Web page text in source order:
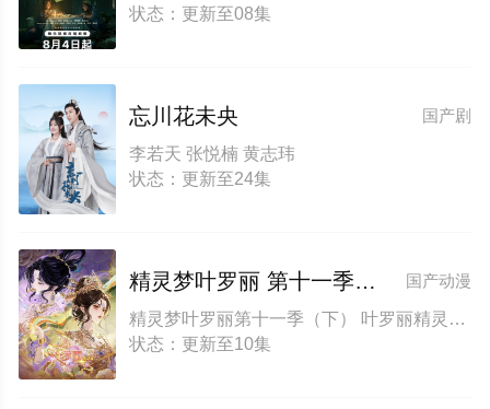
状态：更新至08集
国产剧
忘川花未央
李若天 张悦楠 黄志玮
状态：更新至24集
国产动漫
精灵梦叶罗丽 第十一季（下）
精灵梦叶罗丽第十一季（下） 叶罗丽精灵梦第十一季（下） 叶罗丽第十一季（下）
状态：更新至10集